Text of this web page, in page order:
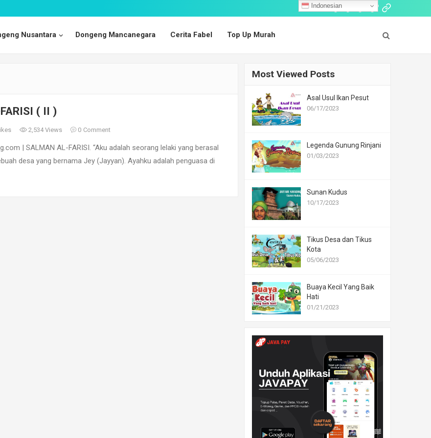
Follow: CeritaDongengDongeng
CeritaTop
Murah
Nusantara Dongeng Mancanegara Cerita Fabel Top Up Murah
( II )
2,534 Views 0 Comment
| SALMAN AL-FARISI. “Aku adalah seorang lelaki yang berasal
desa yang bernama Jey (Jayyan). Ayahku adalah penguasa di
Most Viewed Posts
Asal Usul Ikan Pesut
06/17/2023
Legenda Gunung Rinjani
01/03/2023
Sunan Kudus
10/17/2023
Tikus Desa dan Tikus
Kota
05/06/2023
Buaya Kecil Yang Baik
Hati
01/21/2023
Indonesian